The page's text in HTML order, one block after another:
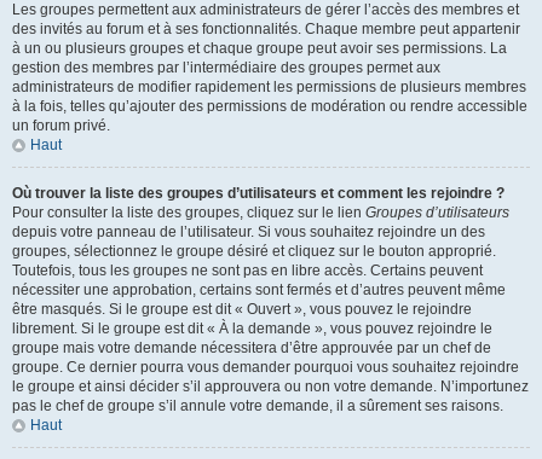
Les groupes permettent aux administrateurs de gérer l’accès des membres et
des invités au forum et à ses fonctionnalités. Chaque membre peut appartenir
à un ou plusieurs groupes et chaque groupe peut avoir ses permissions. La
gestion des membres par l’intermédiaire des groupes permet aux
administrateurs de modifier rapidement les permissions de plusieurs membres
à la fois, telles qu’ajouter des permissions de modération ou rendre accessible
un forum privé.
Haut
Où trouver la liste des groupes d’utilisateurs et comment les rejoindre ?
Pour consulter la liste des groupes, cliquez sur le lien Groupes d’utilisateurs
depuis votre panneau de l’utilisateur. Si vous souhaitez rejoindre un des
groupes, sélectionnez le groupe désiré et cliquez sur le bouton approprié.
Toutefois, tous les groupes ne sont pas en libre accès. Certains peuvent
nécessiter une approbation, certains sont fermés et d’autres peuvent même
être masqués. Si le groupe est dit « Ouvert », vous pouvez le rejoindre
librement. Si le groupe est dit « À la demande », vous pouvez rejoindre le
groupe mais votre demande nécessitera d’être approuvée par un chef de
groupe. Ce dernier pourra vous demander pourquoi vous souhaitez rejoindre
le groupe et ainsi décider s’il approuvera ou non votre demande. N’importunez
pas le chef de groupe s’il annule votre demande, il a sûrement ses raisons.
Haut